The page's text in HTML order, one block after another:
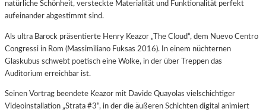
natürliche Schönheit, versteckte Materialität und Funktionalität perfekt
aufeinander abgestimmt sind.
Als ultra Barock präsentierte Henry Keazor „The Cloud“, dem Nuevo Centro
Congressi in Rom (Massimiliano Fuksas 2016). In einem nüchternen
Glaskubus schwebt poetisch eine Wolke, in der über Treppen das
Auditorium erreichbar ist.
Seinen Vortrag beendete Keazor mit Davide Quayolas vielschichtiger
Videoinstallation „Strata #3“, in der die äußeren Schichten digital animiert